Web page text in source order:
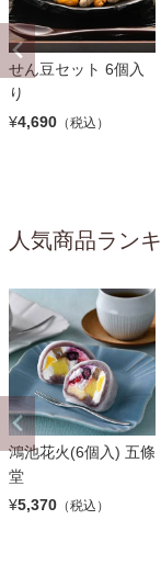
せん豆セット 6個入
り
¥4,690 （税込）
人気商品ラン
鴻池花火(6個入) 五條
堂
¥5,370 （税込）